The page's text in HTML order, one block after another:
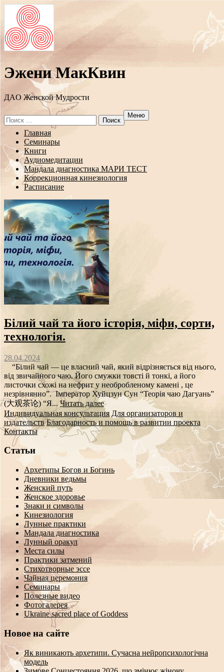
Эжени МакКвин
ДAO Женской Мудрости
Search
for:
Меню
Перейти
содержанию
Главная
Семинары
Книги
Аудиомедитации
Мандала диагностика МАРИ ТЕСТ
Коррекционная кинезиология
Расписание
Білий чай та його історія, міфи, сорти,
технологія.
28.04.2024
“Білий чай — це власний чай, який відрізняється від нього,
від звичайного чаю. Його смужки товсті й тонкі, а його
листочки схожі на нефрит у необробленому камені , це
незрівнянно”. Імператор Хуйцзун Сун “Теорія чаю Дагуань”
(大观茶论) “Я...Читать далее
Индивидуальная консультация Для организаторов и
издательств Благодарность и помощь в развитии проекта
Контакты
Статьи
Архетипы Богов и Богинь
Дневники ведьмы
Женский путь
Женское здоровье
Знаки и символы
Кинезиология
Лунные практики
Мандала диагностика
Лунный оракул
Места силы
Практики затмений
Стихотворные эссе
Чайная церемония
Семинары
Полезные видео
Фотогалерея
Ukraine sacred place of Goddess
Новое на сайте
Як виникають архетипи. Сучасна нейропсихологічна
модель